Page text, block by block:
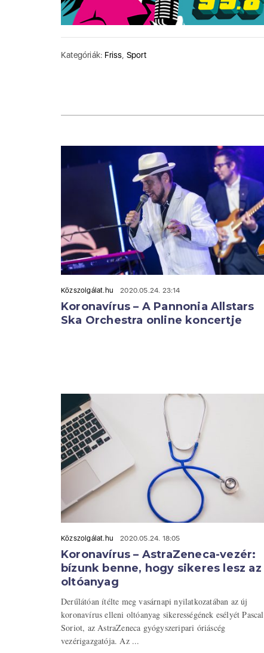
Kategóriák: Friss, Sport
Közszolgálat.hu 2020.05.24. 23:14
Koronavírus – A Pannonia Allstars
Ska Orchestra online koncertje
Közszolgálat.hu 2020.05.24. 18:05
Koronavírus – AstraZeneca-vezér:
bízunk benne, hogy sikeres lesz az
oltóanyag
Derűlátóan ítélte meg vasárnapi nyilatkozatában az új
koronavírus elleni oltóanyag sikerességének esélyét Pascal
Soriot, az AstraZeneca gyógyszeripari óriáscég
vezérigazgatója. Az ...